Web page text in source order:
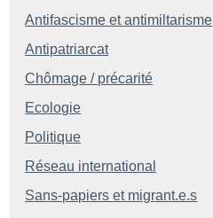
Antifascisme et antimiltarisme
Antipatriarcat
Chômage / précarité
Ecologie
Politique
Réseau international
Sans-papiers et migrant.e.s